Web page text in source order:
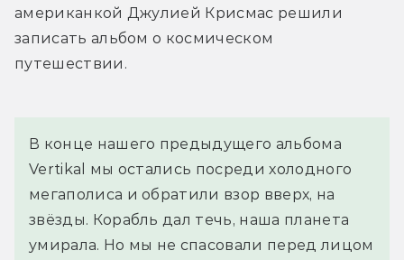
американкой Джулией Крисмас решили
записать альбом о космическом
путешествии.
В конце нашего предыдущего альбома
Vertikal мы остались посреди холодного
мегаполиса и обратили взор вверх, на
звёзды. Корабль дал течь, наша планета
умирала. Но мы не спасовали перед лицом